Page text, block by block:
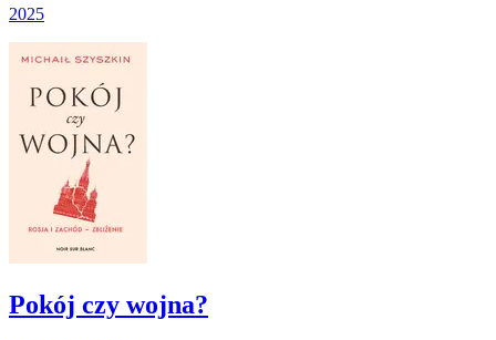
2025
Pokój czy wojna?